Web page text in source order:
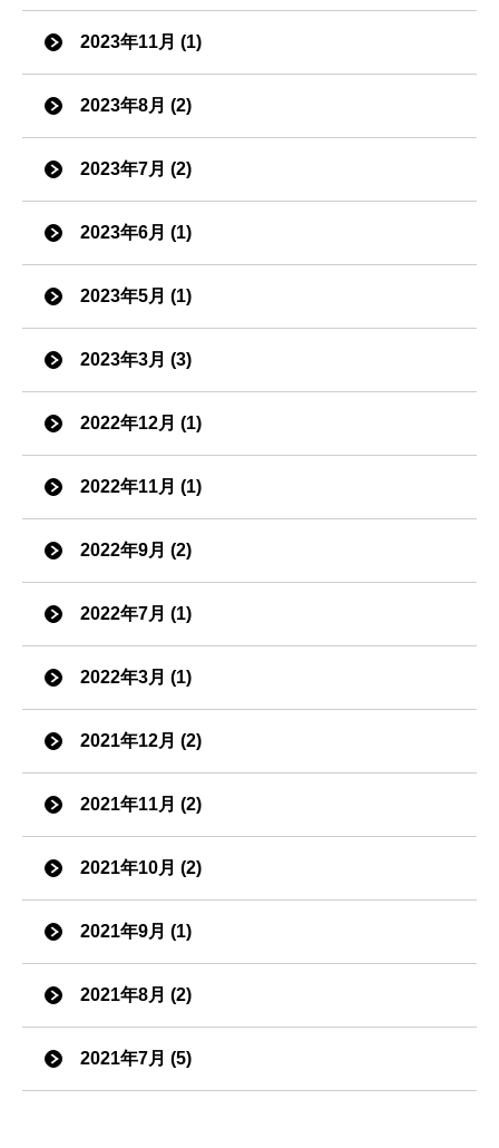
2023年11月 (1)
2023年8月 (2)
2023年7月 (2)
2023年6月 (1)
2023年5月 (1)
2023年3月 (3)
2022年12月 (1)
2022年11月 (1)
2022年9月 (2)
2022年7月 (1)
2022年3月 (1)
2021年12月 (2)
2021年11月 (2)
2021年10月 (2)
2021年9月 (1)
2021年8月 (2)
2021年7月 (5)